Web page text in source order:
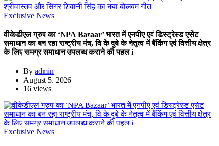
Exclusive News
वीकेडीएल ग्रुप का ‘NPA Bazaar’ भारत में एनपीए एवं डिस्ट्रेस्ड एसेट
समाधान का बन रहा राष्ट्रीय मंच, वि के दुबे के नेतृत्व में बैंकिंग एवं वित्तीय क्षेत्र
के लिए समग्र समाधान उपलब्ध कराने की पहल i
By admin
August 5, 2026
16 views
Exclusive News